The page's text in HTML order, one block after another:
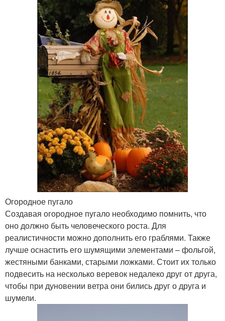
Огородное пугало
Создавая огородное пугало необходимо помнить, что
оно должно быть человеческого роста. Для
реалистичности можно дополнить его граблями. Также
лучше оснастить его шумящими элементами – фольгой,
жестяными банками, старыми ложками. Стоит их только
подвесить на несколько веревок недалеко друг от друга,
чтобы при дуновении ветра они бились друг о друга и
шумели.